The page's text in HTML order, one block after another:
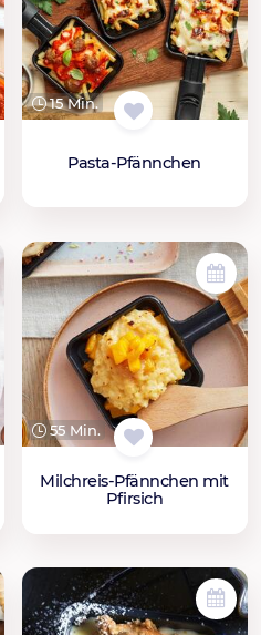
15 Min.
Pasta-Pfännchen
55 Min.
Milchreis-Pfännchen mit
Pfirsich